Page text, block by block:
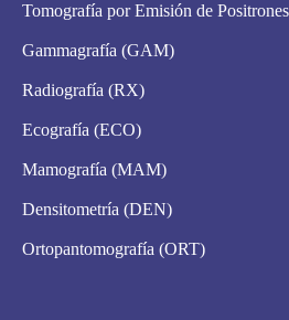
Tomografía por Emisión de
Gammagrafía (GAM)
Radiografía (RX)
Ecografía (ECO)
Mamografía (MAM)
Densitometría (DEN)
Ortopantomografía (ORT)